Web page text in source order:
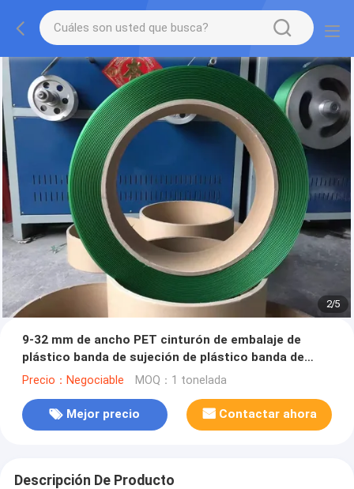
2/5
9-32 mm de ancho PET cinturón de embalaje de
plástico banda de sujeción de plástico banda de
unión de plástico tensión fuerte 350-950kgf
Precio：Negociable MOQ：1 tonelada
Mejor precio Contactar ahora
Descripción De Producto